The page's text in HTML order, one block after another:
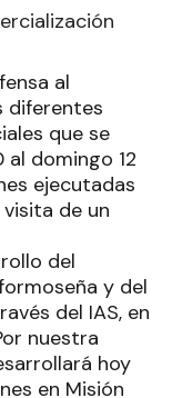
al
diferentes
que se
al domingo 12
ejecutadas
de un
del
y del
del IAS, en
nuestra
hoy
en Misión